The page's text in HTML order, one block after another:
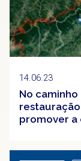
14.06.23
No
promover a